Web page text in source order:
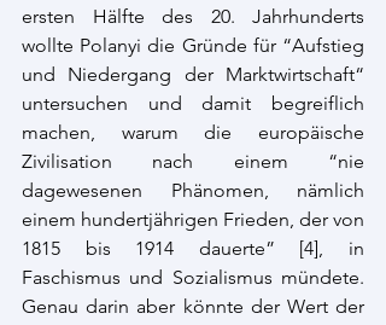
ersten Hälfte des 20. Jahrhunderts
wollte Polanyi die Gründe für “Aufstieg
und Niedergang der Marktwirtschaft“
untersuchen und damit begreiflich
machen, warum die europäische
Zivilisation nach einem “nie
dagewesenen Phänomen, nämlich
einem hundertjährigen Frieden, der von
1815 bis 1914 dauerte” [4], in
Faschismus und Sozialismus mündete.
Genau darin aber könnte der Wert der